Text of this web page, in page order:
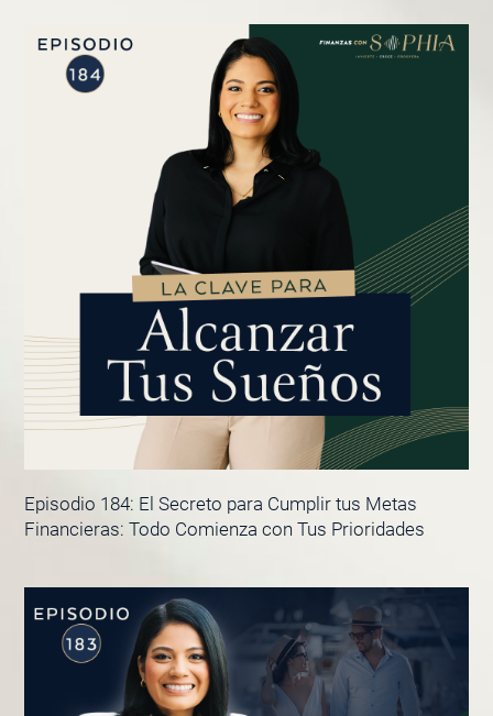
Episodio 184: El Secreto para Cumplir tus Metas
Financieras: Todo Comienza con Tus Prioridades